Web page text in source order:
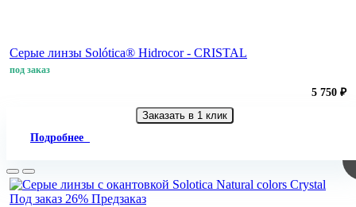
Серые линзы Solótica® Hidrocor - CRISTAL
под заказ
5 750 ₽
Заказать в 1 клик
Подробнее
Под заказ 26% Предзаказ